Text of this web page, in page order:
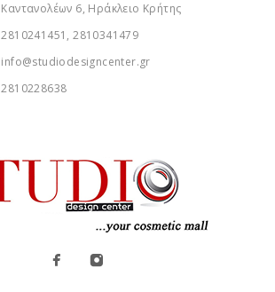
Καντανολέων 6, Ηράκλειο Κρήτης
2810241451, 2810341479
info@studiodesigncenter.gr
2810228638